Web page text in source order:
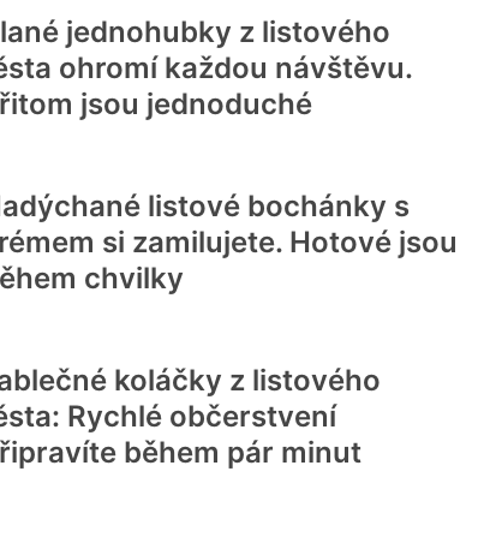
jednohubky z listového
ohromí každou návštěvu.
jsou jednoduché
listové bochánky s
si zamilujete. Hotové jsou
chvilky
koláčky z listového
Rychlé občerstvení
během pár minut